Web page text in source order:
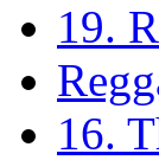
19.
16.